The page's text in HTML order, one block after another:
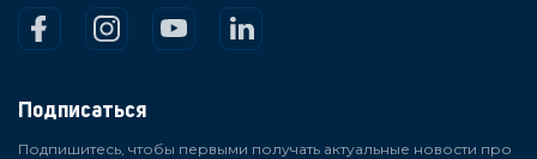
Подписаться
Подпишитесь, чтобы первыми получать актуальные новости про